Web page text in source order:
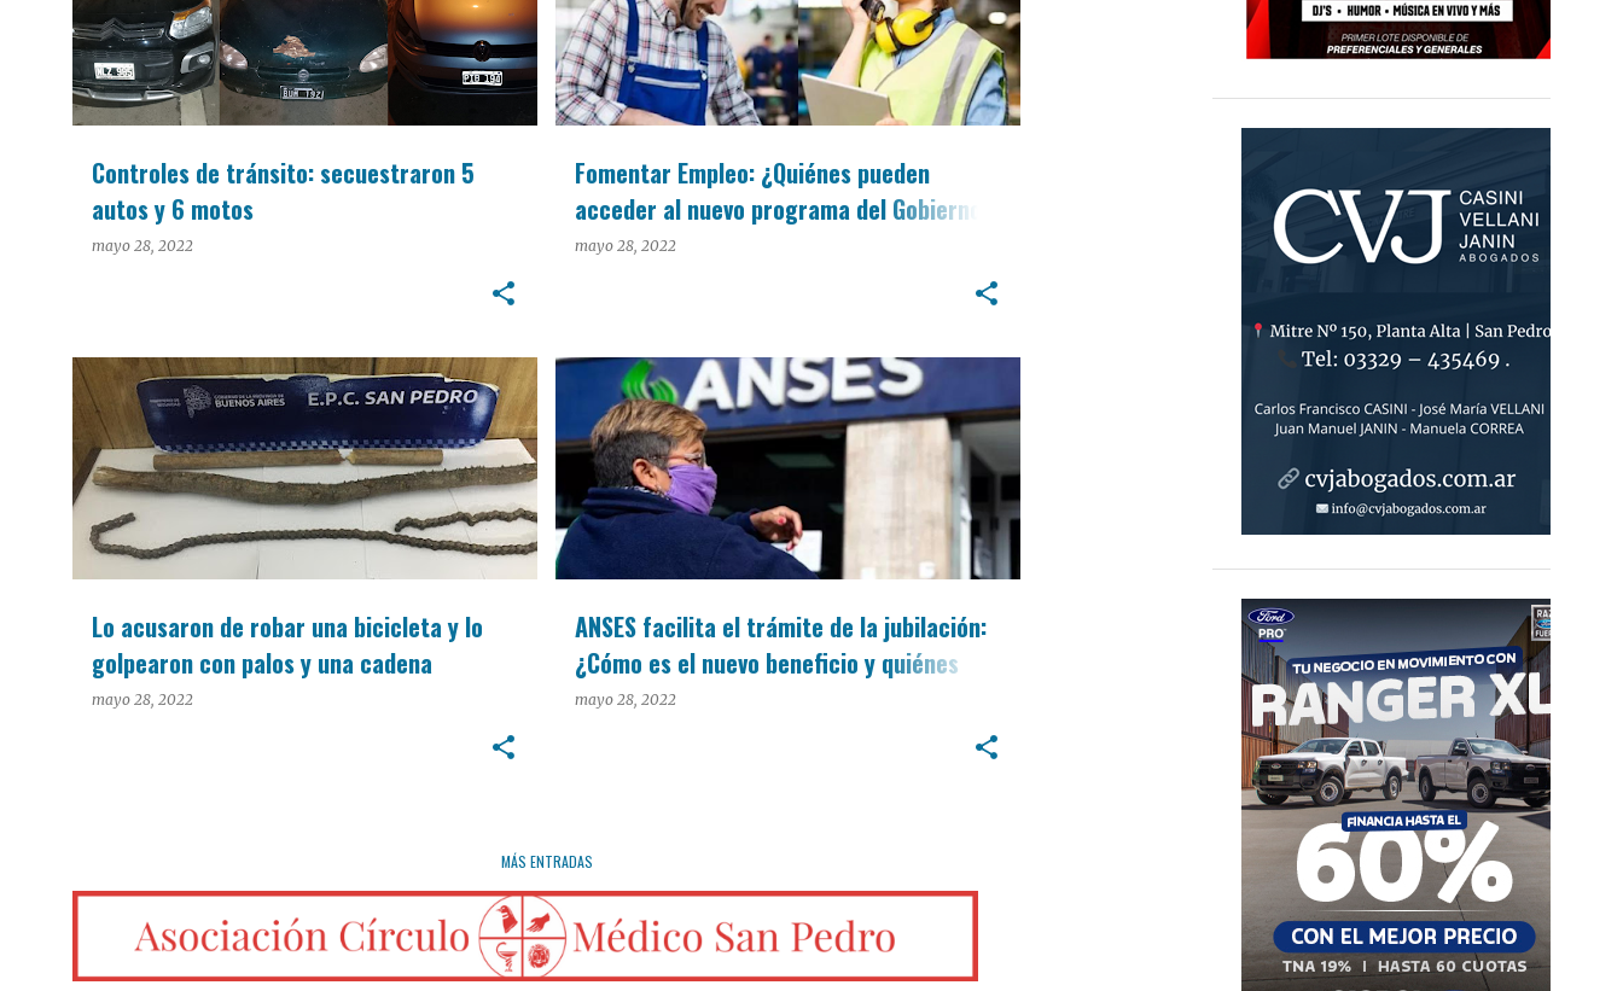
Controles de tránsito: secuestraron 5
autos y 6 motos
mayo 28, 2022
Fomentar Empleo: ¿Quiénes pueden
acceder al nuevo programa del Gobierno?
Todos los detalles
mayo 28, 2022
Lo acusaron de robar una bicicleta y lo
golpearon con palos y una cadena
mayo 28, 2022
POLICIALES
ANSES facilita el trámite de la jubilación:
¿Cómo es el nuevo beneficio y quiénes
podrán acceder?
mayo 28, 2022
GRUPO LA PROVINCIA
MÁS ENTRADAS